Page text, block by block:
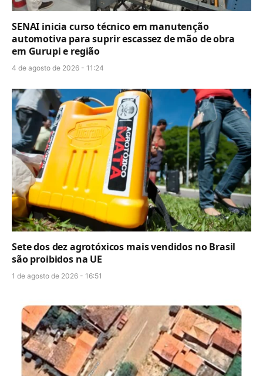
SENAI inicia curso técnico em manutenção
automotiva para suprir escassez de mão de obra
em Gurupi e região
4 de agosto de 2026 - 11:24
Sete dos dez agrotóxicos mais vendidos no Brasil
são proibidos na UE
1 de agosto de 2026 - 16:51